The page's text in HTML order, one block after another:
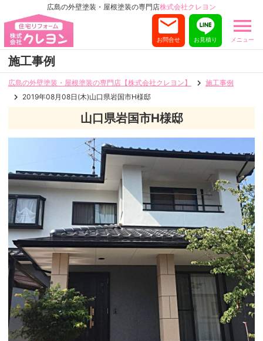
広島の外壁塗装・屋根塗装の専門店株式会社クレヨン
メニュー
お見積り
お問合せ
施工事例
広島の外壁塗装・屋根塗装の専門店【株式会社クレヨン】
施工事例
2019年08月08日(木)山口県岩国市H様邸
山口県岩国市H様邸